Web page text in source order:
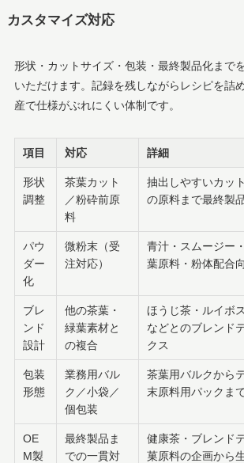
カスタマイズ対応
形状・カットサイズ・包装・最終製品化まで
いただけます。記録を残しながらレシピを詰
産で仕様がぶれにくい体制です。
項目 対応 詳細
形状
調整
茶葉カット
／粉砕前原
料
抽出しやすいカッ
の原料まで最終製
パウ
ダー
化
微粉末（受
注対応）
青汁・スムージー
葉原料・粉体配合
ブレ
ンド
設計
他の茶葉・
緑葉素材と
の複合
ほうじ茶・ルイボ
などとのブレンド
クス
包装
形態
業務用バル
ク／小袋／
個包装
茶葉用バルクから
末原料用パックま
OE
M製
最終製品ま
での一貫対
健康茶・ブレンド
菓原料の企画から